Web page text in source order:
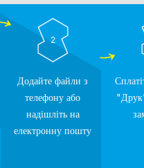
2
Додайте файли з
телефону або
надішліть на
електронну пошту